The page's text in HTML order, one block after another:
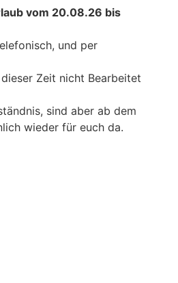
vom 20.08.26 bis
und per
Zeit nicht Bearbeitet
sind aber ab dem
wieder für euch da.